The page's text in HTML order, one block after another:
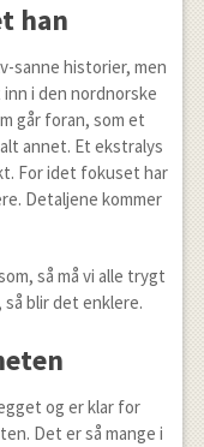
han
sanne historier, men
i den nordnorske
går foran, som et
annet. Et ekstralys
For idet fokuset har
Detaljene kommer
så må vi alle trygt
blir det enklere.
og er klar for
Det er så mange i